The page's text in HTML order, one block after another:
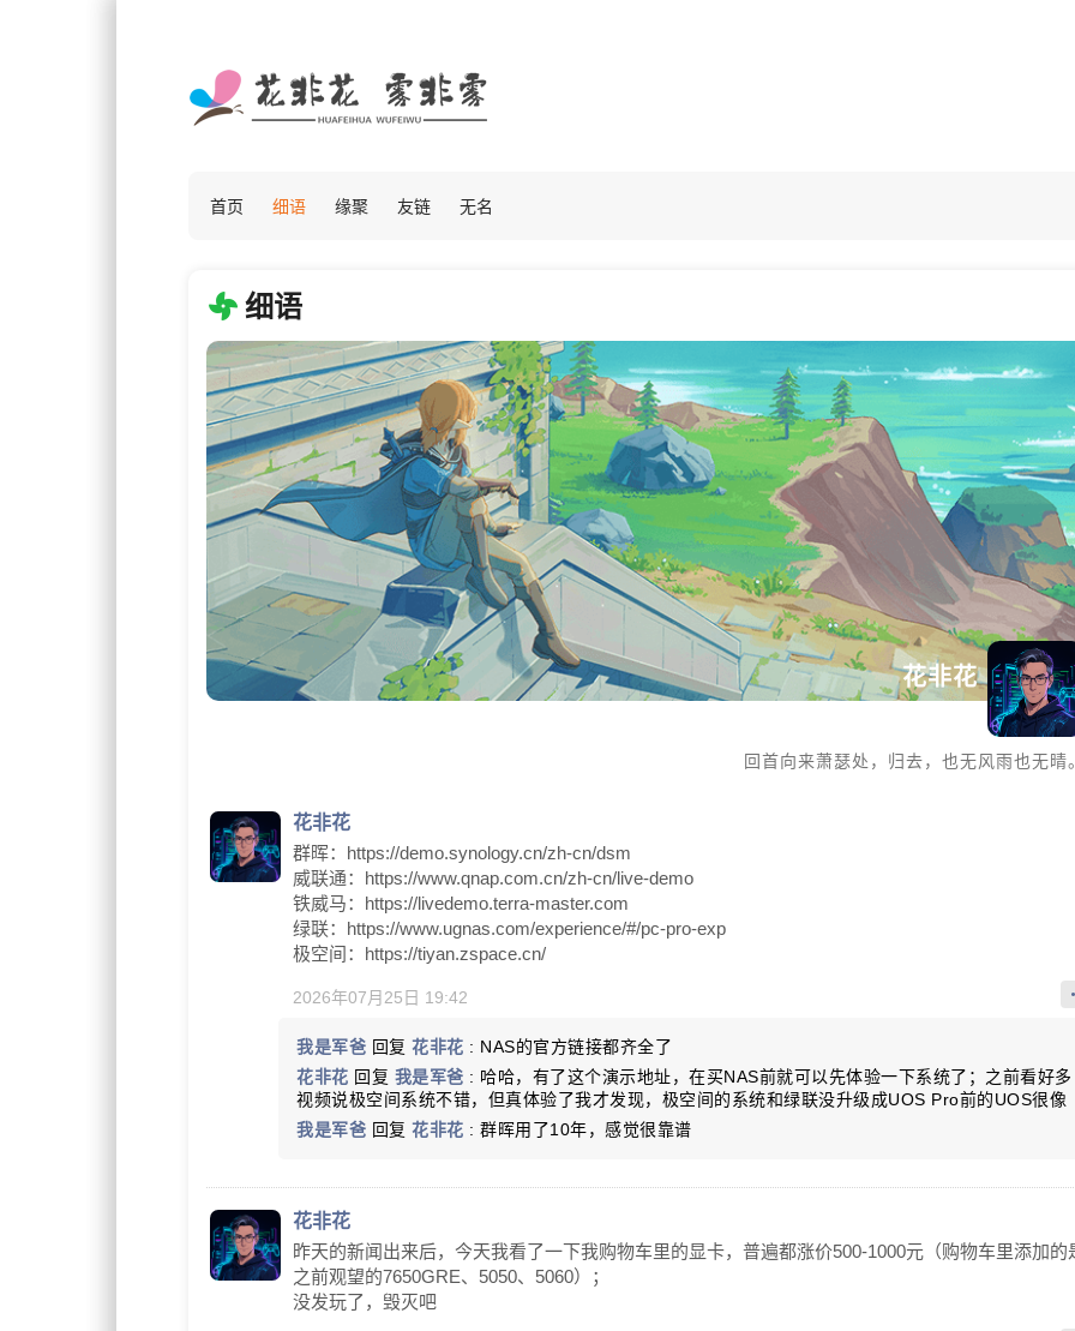
首页 细语 缘聚 友链 无名
细语
花非花
回首向来萧瑟处，归去，也无风雨也无晴
花非花
群晖：https://demo.synology.cn/zh-cn/dsm
威联通：https://www.qnap.com.cn/zh-cn/live-demo
铁威马：https://livedemo.terra-master.com
绿联：https://www.ugnas.com/experience/#/pc-pro-exp
极空间：https://tiyan.zspace.cn/
2026年07月25日 19:42
我是军爸 回复 花非花 : NAS的官方链接都齐全了
花非花 回复 我是军爸 : 哈哈，有了这个演示地址，在买NAS前就可以先体验一下系统了；之前看好多
视频说极空间系统不错，但真体验了我才发现，极空间的系统和绿联没升级成UOS Pro前的UOS很像
我是军爸 回复 花非花 : 群晖用了10年，感觉很靠谱
花非花
昨天的新闻出来后，今天我看了一下我购物车里的显卡，普遍都涨价500-1000元（购物车里添加的
之前观望的7650GRE、5050、5060）；
没发玩了，毁灭吧